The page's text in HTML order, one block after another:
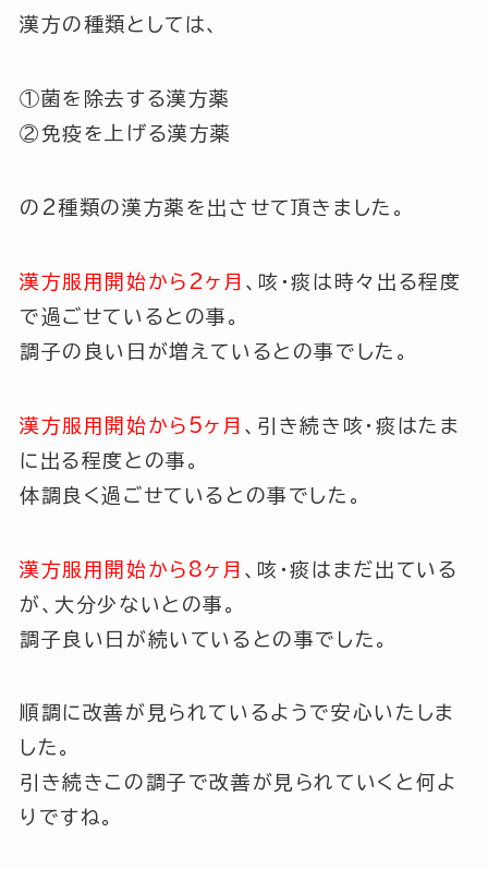
漢方の種類としては、
①菌を除去する漢方薬
②免疫を上げる漢方薬
の2種類の漢方薬を出させて頂きました。
漢方服用開始から2ヶ月 、咳・痰は時々出る程度
で過ごせているとの事。
調子の良い日が増えているとの事でした。
漢方服用開始から5ヶ月 、引き続き咳・痰はたま
に出る程度との事。
体調良く過ごせているとの事でした。
漢方服用開始から8ヶ月 、咳・痰はまだ出ている
が、大分少ないとの事。
調子良い日が続いているとの事でした。
順調に改善が見られているようで安心いたしま
した。
引き続きこの調子で改善が見られていくと何よ
りですね。